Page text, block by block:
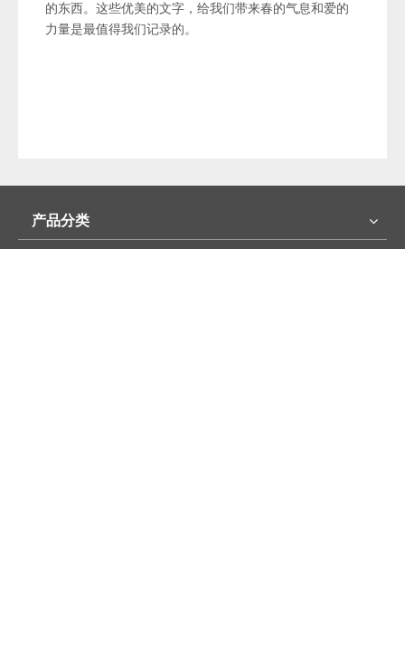
的东西。这些优美的文字，给我们带来春的气息和爱的
力量是最值得我们记录的。
产品分类